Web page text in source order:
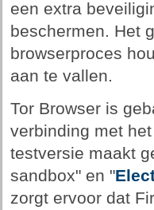
een extra
beschermen. Het
browserproces
aan te vallen.
Tor Browser is
verbinding met
testversie maakt
sandbox" en "
zorgt ervoor dat